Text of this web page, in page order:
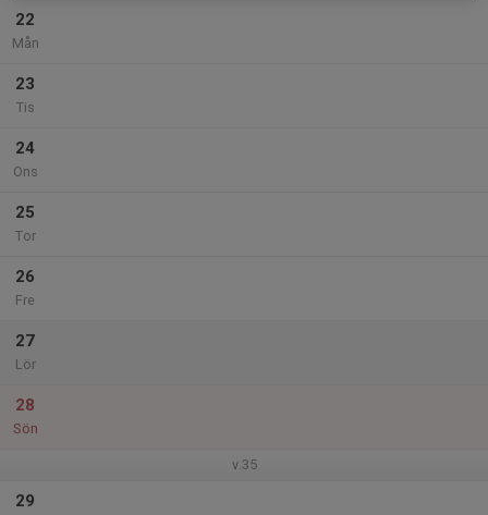
22
Mån
23
Tis
24
Ons
25
Tor
26
Fre
27
Lör
28
Sön
v.35
29